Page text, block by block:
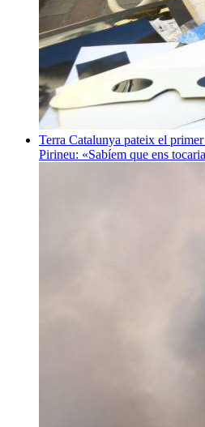
Terra Catalunya pateix el
Pirineu: «Sabíem que ens